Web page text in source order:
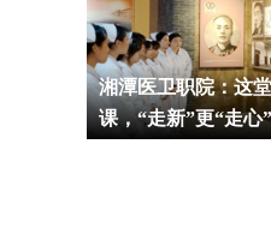
湘潭医卫职院：这
课，“走新”更“走心”